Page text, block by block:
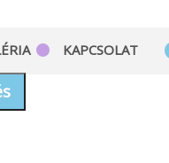
KAPCSOLAT